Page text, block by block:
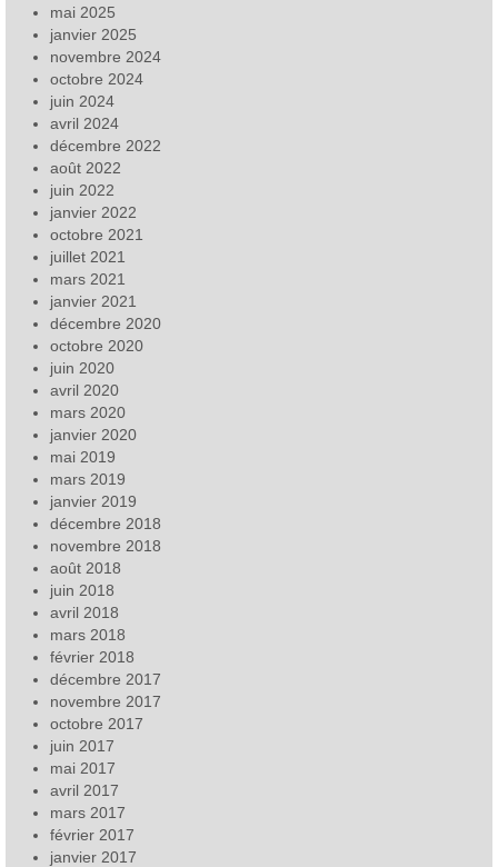
mai 2025
janvier 2025
novembre 2024
octobre 2024
juin 2024
avril 2024
décembre 2022
août 2022
juin 2022
janvier 2022
octobre 2021
juillet 2021
mars 2021
janvier 2021
décembre 2020
octobre 2020
juin 2020
avril 2020
mars 2020
janvier 2020
mai 2019
mars 2019
janvier 2019
décembre 2018
novembre 2018
août 2018
juin 2018
avril 2018
mars 2018
février 2018
décembre 2017
novembre 2017
octobre 2017
juin 2017
mai 2017
avril 2017
mars 2017
février 2017
janvier 2017